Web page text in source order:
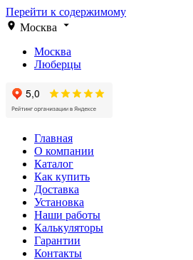
Перейти к содержимому
Москва
Москва
Люберцы
Главная
О компании
Каталог
Как купить
Доставка
Установка
Наши работы
Калькуляторы
Гарантии
Контакты